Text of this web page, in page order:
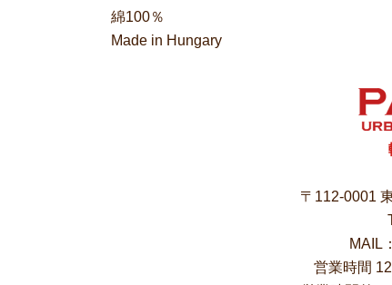
綿100％
Made in Hungary
〒112-0001
MAIL
営業時間